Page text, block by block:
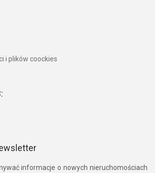
i plików coockies
informacje o nowych nieruchomościach